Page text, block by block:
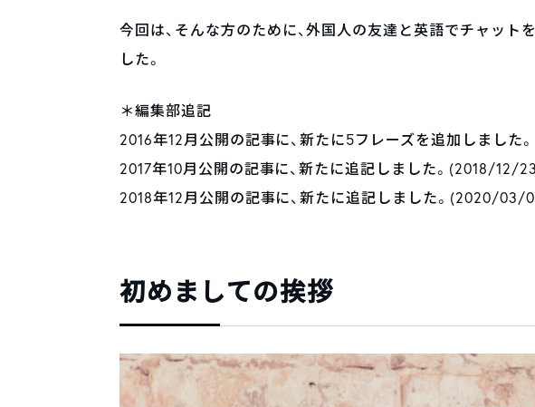
今回は、そんな方のために、外国人の友達と英語でチャット
した。
＊編集部追記
2016年12月公開の記事に、新たに5フレーズを追加しました
2017年10月公開の記事に、新たに追記しました。(2018/12/
2018年12月公開の記事に、新たに追記しました。(2020/03/
初めましての挨拶